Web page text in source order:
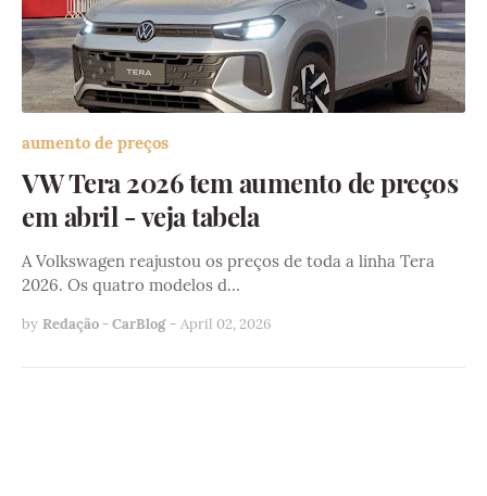
aumento de preços
VW Tera 2026 tem aumento de preços
em abril - veja tabela
A Volkswagen reajustou os preços de toda a linha Tera
2026. Os quatro modelos d…
by Redação - CarBlog - April 02, 2026